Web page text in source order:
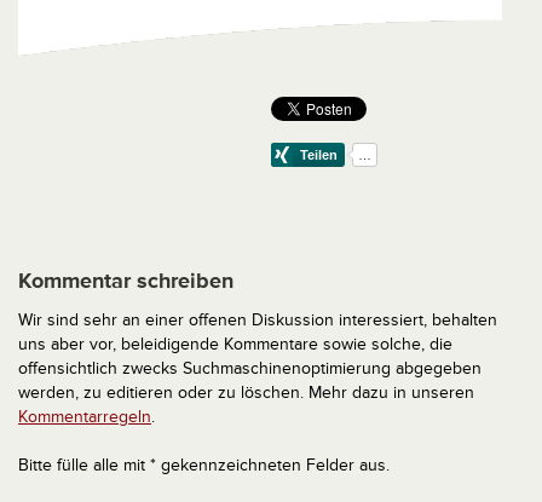
Kommentar schreiben
Wir sind sehr an einer offenen Diskussion interessiert, behalten
uns aber vor, beleidigende Kommentare sowie solche, die
offensichtlich zwecks Suchmaschinenoptimierung abgegeben
werden, zu editieren oder zu löschen. Mehr dazu in unseren
Kommentarregeln.
Bitte fülle alle mit * gekennzeichneten Felder aus.